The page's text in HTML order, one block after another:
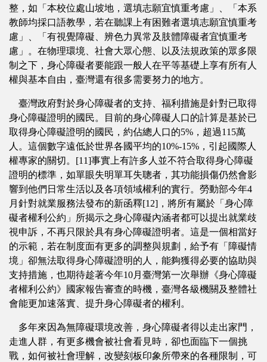
整，如「本校位處山坡地，選填志願宜慎重考慮」、「本系
教師均採口語教學，若在聽課上有困難者選填志願宜慎重考
慮」、「有視覺障礙、辨色力異常及肢體障礙者宜慎重考
慮」。在物理環境、社會大眾心態、以及法規政策的眾多限
制之下，身心障礙者要能跟一般人在平等基礎上享有所有人
權與基本自由，臺灣還有很多需要努力的地方。
臺灣政府對於身心障礙者的支持、福利措施是針對已取得
身心障礙證明的國民。目前的身心障礙人口的計算是基於已
取得身心障礙證明的國民，約佔總人口的5%，超過115萬
人。這個數字遠低於世界各國平均的10%-15%，引起國際人
權專家的關切。[11]事實上有許多人並不符合取得身心障礙
證明的標準，如單眼失明單耳失聰者，其功能損傷仍然會影
響到他們日常生活以及各項領域權利的實行。勞動部今年4
月針對就業服務法發布的新函釋[12]，將所有屬於「身心障
礙者權利公約」所揭示之身心障礙內涵者都可以提出就業歧
視申訴，不再只限於具有身心障礙證明者。這是一個相當好
的示範，若在制度面有更多的調整與規劃，給予有「障礙情
境」卻無法取得身心障礙證明的人，能夠獲得必要的協助與
支持措施，也期待趁著今年10月臺灣第一次舉辦《身心障礙
者權利公約》國家報告審查的時機，臺灣各級機關及整體社
會能更加速落實、提升身心障礙者的權利。
多年來因為無障礙環境改善，身心障礙者得以走出家門，
走進人群，有更多機會被社會看見時，卻也面臨下一個挑
戰，如何被社會理解，改變刻板印象所帶來的各種限制，可